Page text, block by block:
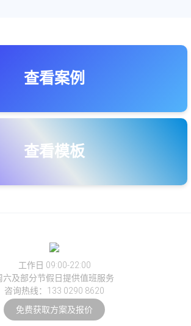
查看案例
查看模板
工作日 09:00-22:00
六及部分节假日提供值班服务
咨询热线：133 0290 8620
免费获取方案及报价